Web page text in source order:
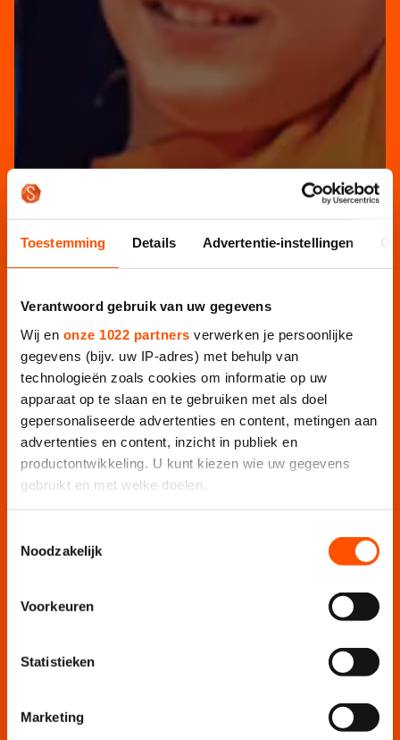
Toestemming Details Advertentie-instellingen
Verantwoord gebruik van uw gegevens
Wij en onze 1022 partners verwerken je persoonlijke
gegevens (bijv. uw IP-adres) met behulp van
technologieën zoals cookies om informatie op uw
apparaat op te slaan en te gebruiken met als doel
gepersonaliseerde advertenties en content, metingen aan
advertenties en content, inzicht in publiek en
productontwikkeling. U kunt kiezen wie uw gegevens
gebruikt en met welke doelen.
Informatie verzamelen over uw geografische locatie,
Uw apparaat identificeren door het actief te scannen
op specifieke eigenschappen (fingerprinting)
verwerkt en stel uw voorkeuren in het
detailgedeelte in.
Noodzakelijk
Voorkeuren
Statistieken
Marketing